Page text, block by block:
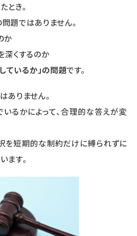
とき。
題ではありません。
か
深くするのか
ているか」の問題です。
ありません。
るかによって、合理的な答えが変
を短期的な制約だけに縛られずに
ます。